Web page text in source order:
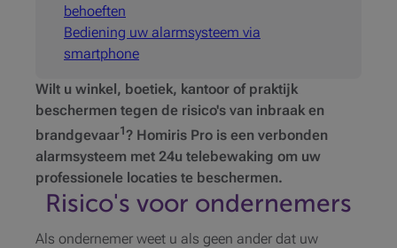
behoeften
Bediening uw alarmsysteem via
smartphone
Wilt u winkel, boetiek, kantoor of praktijk
beschermen tegen de risico's van inbraak en
brandgevaar1? Homiris Pro is een verbonden
alarmsysteem met 24u telebewaking om uw
professionele locaties te beschermen.
Risico's voor ondernemers
Als ondernemer weet u als geen ander dat uw